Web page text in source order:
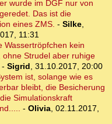
wurde im DGF nur von
Das ist die
eines ZMS. - Silke,
11:31
Wassertröpfchen kein
ohne Strudel aber ruhige
- Sigrid, 31.10.2017, 20:00
ist, solange wie es
bleibt, die Besicherung
Simulationskraft
- Olivia, 02.11.2017,